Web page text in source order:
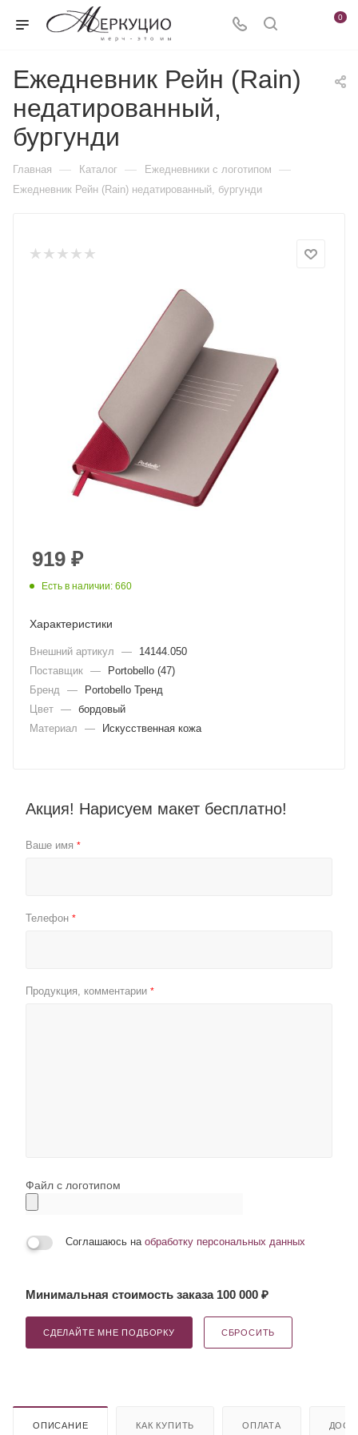
0
Ежедневник Рейн (Rain)
недатированный,
бургунди
Главная — Каталог — Ежедневники c логотипом —
Ежедневник Рейн (Rain) недатированный, бургунди
919 ₽
Есть в наличии: 660
Характеристики
Внешний артикул —
14144.050
Поставщик —
Portobello (47)
Бренд
—
Portobello Тренд
Цвет — бордовый
Материал
— Искусственная кожа
Акция! Нарисуем макет бесплатно!
Ваше имя *
Телефон *
Продукция, комментарии *
Файл с логотипом
Соглашаюсь на обработку персональных данных
Минимальная стоимость заказа 100 000 ₽
СДЕЛАЙТЕ МНЕ ПОДБОРКУ СБРОСИТЬ
ОПИСАНИЕ КАК КУПИТЬ ОПЛАТА